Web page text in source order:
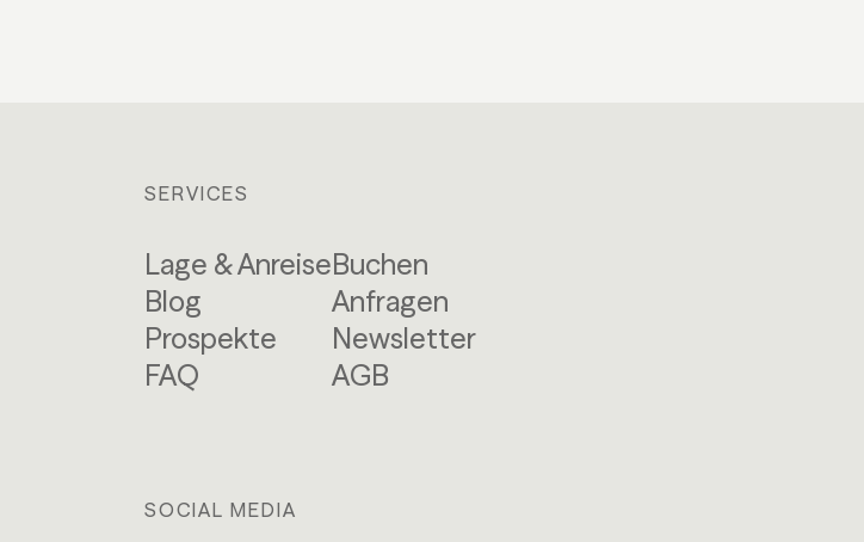
SERVICES
Lage & Anreise
Blog
Prospekte
FAQ
Buchen
Anfragen
Newsletter
AGB
SOCIAL MEDIA